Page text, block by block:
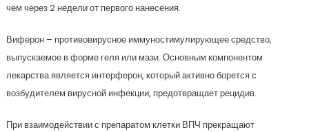
чем через 2 недели от первого нанесения.
Виферон – противовирусное иммуностимулирующее средство,
выпускаемое в форме геля или мази. Основным компонентом
лекарства является интерферон, который активно борется с
возбудителем вирусной инфекции, предотвращает рецидив.
При взаимодействии с препаратом клетки ВПЧ прекращают